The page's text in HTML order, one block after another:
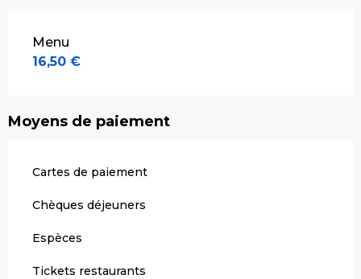
Tarifs 2026
Menu
16,50 €
Moyens de paiement
Cartes de paiement
Chèques déjeuners
Espèces
Tickets restaurants